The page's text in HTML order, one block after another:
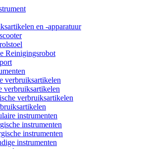
en -apparatuur
Reinigingsrobot
verbruiksartikelen
verbruiksartikelen
verbruiksartikelen
instrumenten
instrumenten
instrumenten
instrumenten